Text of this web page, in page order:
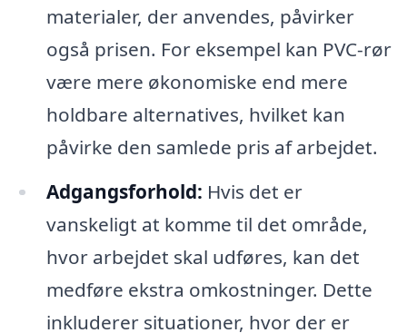
materialer, der anvendes, påvirker
også prisen. For eksempel kan PVC-rør
være mere økonomiske end mere
holdbare alternatives, hvilket kan
påvirke den samlede pris af arbejdet.
Adgangsforhold: Hvis det er
vanskeligt at komme til det område,
hvor arbejdet skal udføres, kan det
medføre ekstra omkostninger. Dette
inkluderer situationer, hvor der er